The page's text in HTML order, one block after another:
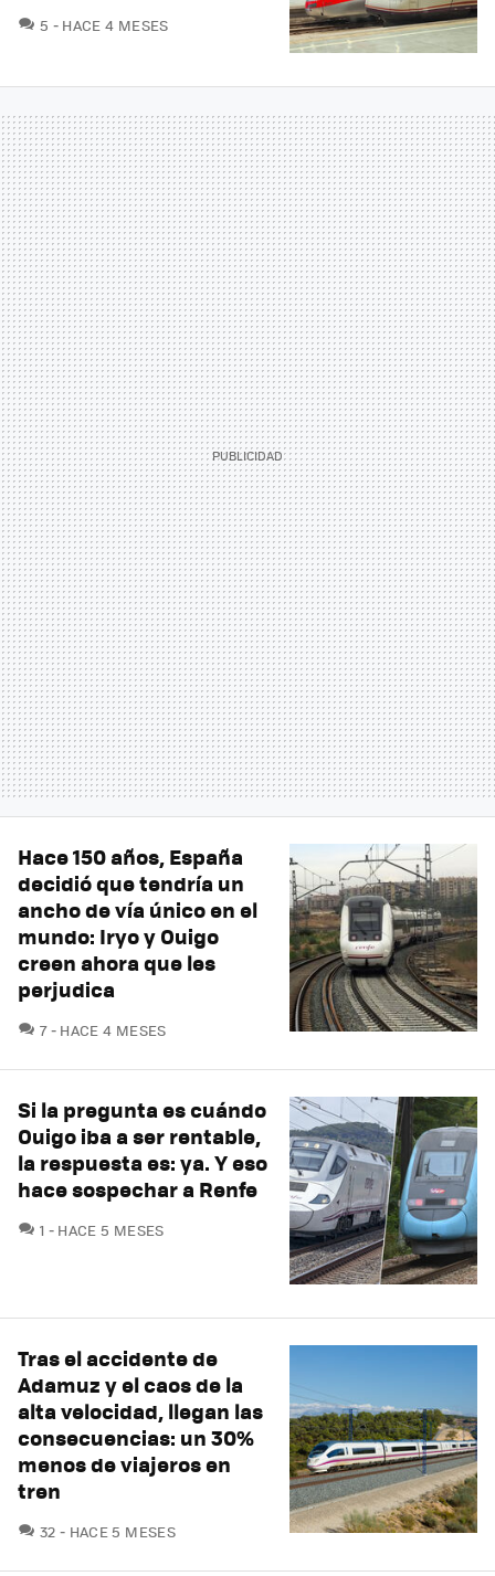
5 COMENTARIOS
HACE 4 MESES
Hace 150 años, España
decidió que tendría un
ancho de vía único en el
mundo: Iryo y Ouigo
creen ahora que les
perjudica
7COMENTARIOS
HACE 4 MESES
Si la pregunta es cuándo
Ouigo iba a ser rentable,
la respuesta es: ya. Y eso
hace sospechar a Renfe
1 COMENTARIOS
HACE 5 MESES
Tras el accidente de
Adamuz y el caos de la
alta velocidad, llegan las
consecuencias: un 30%
menos de viajeros en
tren
32 COMENTARIOS
HACE 5 MESES